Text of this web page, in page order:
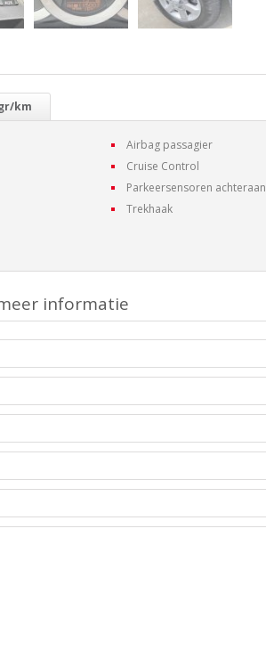
km
Airbag passagier
Cruise Control
Parkeersensoren achteraan
Trekhaak
informatie